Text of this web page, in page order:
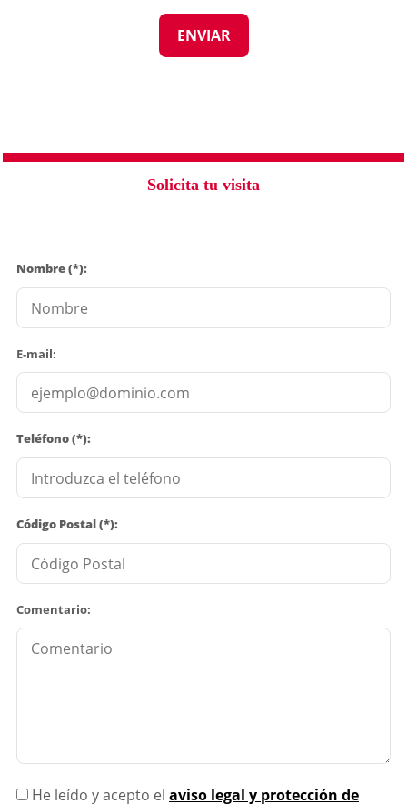
Solicita tu visita
Nombre (*):
E-mail:
Teléfono (*):
Código Postal (*):
Comentario:
He leído y acepto el aviso legal y protección de